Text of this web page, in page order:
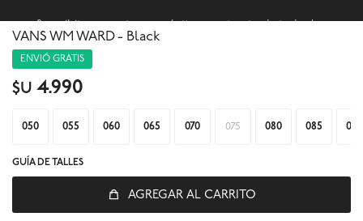
VANS WM WARD - Black
ENVIÓ GRATIS
$U 4.990
050 055 060 065 070 075 080 085 090
GUÍA DE TALLES
AGREGAR AL CARRITO
Suscribite a nuestra newsletter y enterate de todas las
novedades!